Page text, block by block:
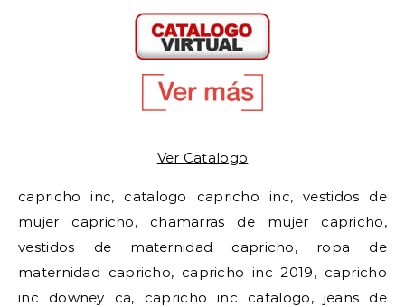
Ver Catalogo
capricho inc, catalogo capricho inc, vestidos de
mujer capricho, chamarras de mujer capricho,
vestidos de maternidad capricho, ropa de
maternidad capricho, capricho inc 2019, capricho
inc downey ca, capricho inc catalogo, jeans de